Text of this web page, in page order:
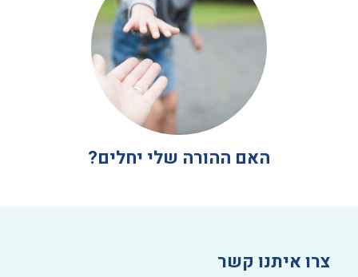
האם ההורה שלי יחלים?
צרו איתנו קשר